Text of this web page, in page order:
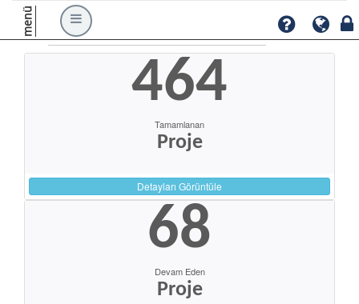
menü
464
Tamamlanan
Proje
Detayları Görüntüle
68
Devam Eden
Proje